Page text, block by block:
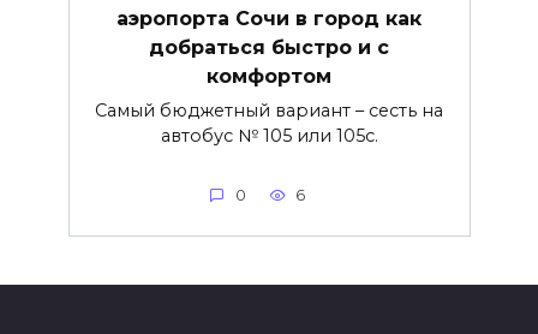
аэропорта Сочи в город как
добраться быстро и с
комфортом
Самый бюджетный вариант – сесть на
автобус № 105 или 105с.
0 6